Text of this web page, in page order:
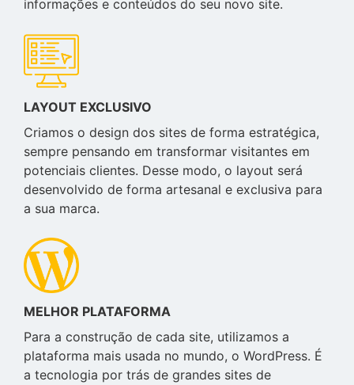
informações e conteúdos do seu novo site.
LAYOUT EXCLUSIVO
Criamos o design dos sites de forma estratégica,
sempre pensando em transformar visitantes em
potenciais clientes. Desse modo, o layout será
desenvolvido de forma artesanal e exclusiva para
a sua marca.
MELHOR PLATAFORMA
Para a construção de cada site, utilizamos a
plataforma mais usada no mundo, o WordPress. É
a tecnologia por trás de grandes sites de